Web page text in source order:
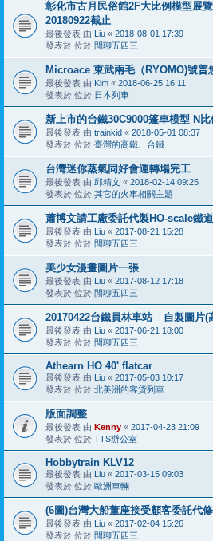
彰化市古月民俗館2F大比例模型展
20180922截止
最後發表 由 Liu « 2018-08-01 17:39
發表於 位於 閒聊五四三
Microace 東武兩毛（RYOMO)號普
最後發表 由 Kim « 2018-06-25 16:11
發表於 位於 日本列車
新上市的台鐵30C9000篷車模型 N比
最後發表 由 trainkid « 2018-05-01 08:37
發表於 位於 臺灣的高鐵、台鐵
台灣迷你蒸氣同好會運轉場完工
最後發表 由 邱精文 « 2018-02-14 09:25
發表於 位於 其它的火車相關主題
蕭博文請工廠委託代製HO-scale鐵
最後發表 由 Liu « 2017-08-21 15:28
發表於 位於 閒聊五四三
美少女漫畫圖片一張
最後發表 由 Liu « 2017-08-12 17:18
發表於 位於 閒聊五四三
20170422台鐵員林車站__自製圖片(
最後發表 由 Liu « 2017-06-21 18:00
發表於 位於 閒聊五四三
Athearn HO 40' flatcar
最後發表 由 Liu « 2017-05-03 10:17
發表於 位於 北美洲的客貨列車
版面調整
最後發表 由 Kenny « 2017-04-23 21:09
發表於 位於 TTS辦公室
Hobbytrain KLV12
最後發表 由 Liu « 2017-03-15 09:03
發表於 位於 歐洲車輛
(6圖)台灣大船董座接受顧客委託代
最後發表 由 Liu « 2017-02-04 15:26
發表於 位於 閒聊五四三